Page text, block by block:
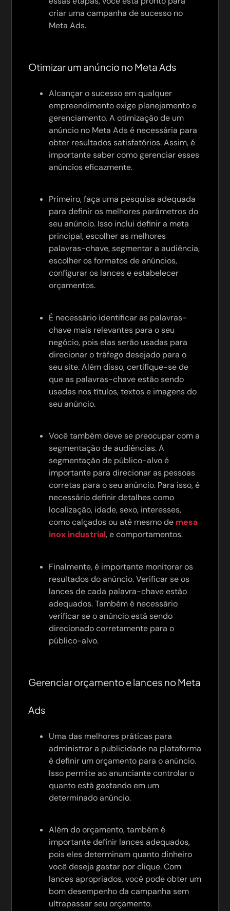
criar uma campanha de sucesso no
Meta Ads.
Otimizar um anúncio no Meta Ads
Alcançar o sucesso em qualquer
empreendimento exige planejamento e
gerenciamento. A otimização de um
anúncio no Meta Ads é necessária para
obter resultados satisfatórios. Assim, é
importante saber como gerenciar esses
anúncios eficazmente.
Primeiro, faça uma pesquisa adequada
para definir os melhores parâmetros do
seu anúncio. Isso inclui definir a meta
principal, escolher as melhores
palavras-chave, segmentar a audiência,
escolher os formatos de anúncios,
configurar os lances e estabelecer
orçamentos.
É necessário identificar as palavras-
chave mais relevantes para o seu
negócio, pois elas serão usadas para
direcionar o tráfego desejado para o
seu site. Além disso, certifique-se de
que as palavras-chave estão sendo
usadas nos títulos, textos e imagens do
seu anúncio.
Você também deve se preocupar com a
segmentação de audiências. A
segmentação de público-alvo é
importante para direcionar as pessoas
corretas para o seu anúncio. Para isso, é
necessário definir detalhes como
localização, idade, sexo, interesses,
como calçados ou até mesmo de mesa
inox industrial, e comportamentos.
Finalmente, é importante monitorar os
resultados do anúncio. Verificar se os
lances de cada palavra-chave estão
adequados. Também é necessário
verificar se o anúncio está sendo
direcionado corretamente para o
público-alvo.
Gerenciar orçamento e lances no Meta
Ads
Uma das melhores práticas para
administrar a publicidade na plataforma
é definir um orçamento para o anúncio.
Isso permite ao anunciante controlar o
quanto está gastando em um
determinado anúncio.
Além do orçamento, também é
importante definir lances adequados,
pois eles determinam quanto dinheiro
você deseja gastar por clique. Com
lances apropriados, você pode obter um
bom desempenho da campanha sem
ultrapassar seu orçamento.